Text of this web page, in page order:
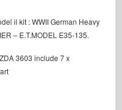
il kit :WWII German Heavy
– E.T.MODEL E35-135.
3603 include 7 x